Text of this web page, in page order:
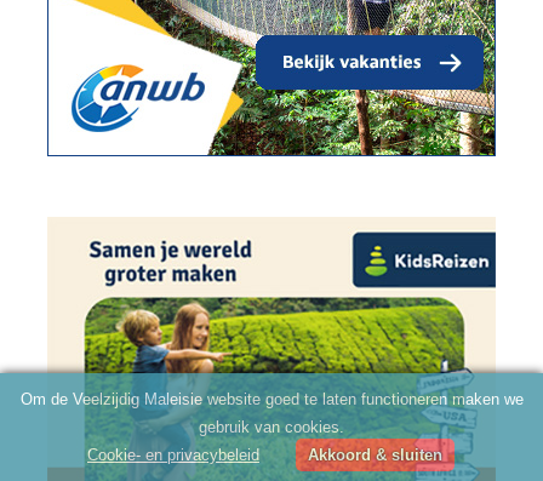
Om de Veelzijdig Maleisie website goed te laten functioneren maken we
gebruik van cookies.
Cookie- en privacybeleid
Akkoord & sluiten